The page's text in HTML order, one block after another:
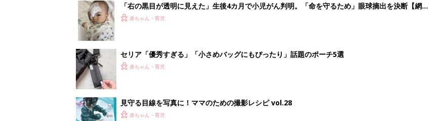
「右の黒目が透明に見えた」生後4カ月で小児がん判明。「命を守るため」眼球摘出を決断【網膜
芽細胞腫】
赤ちゃん・育児
セリア「優秀すぎる」「小さめバッグにもぴったり」話題のポーチ5選
赤ちゃん・育児
見守る目線を写真に！ママのための撮影レシピ vol.28
赤ちゃん・育児